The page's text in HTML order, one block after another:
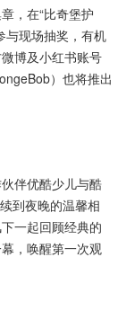
，在“比奇堡护
与现场抽奖，有机
博及小红书账号
）也将推出
伴优酷少儿与酷
到夜晚的温馨相
一起回顾经典的
，唤醒第一次观